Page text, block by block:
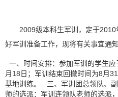
2009级本科生军训，定于2010
好军训准备工作，现将有关事宜通知
一、时间安排：参加军训的学生应
月 18 日 ；军训结束回撤时间为8月31
基地训练。
三、军训团总领队、
师的选派：军训连领队老师的选派